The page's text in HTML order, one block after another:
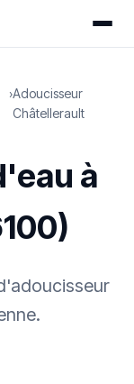
›Adoucisseur
Châtellerault
à